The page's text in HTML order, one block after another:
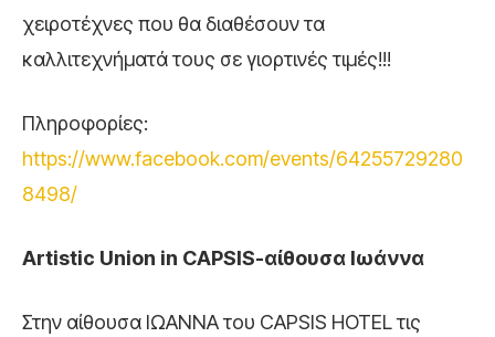
χειροτέχνες που θα διαθέσουν τα
καλλιτεχνήματά τους σε γιορτινές τιμές!!!
Πληροφορίες:
https://www.facebook.com/events/64255729280
8498/
Artistic Union in CAPSIS-αίθουσα Ιωάννα
Στην αίθουσα ΙΩΑΝΝΑ του CAPSIS HOTEL τις